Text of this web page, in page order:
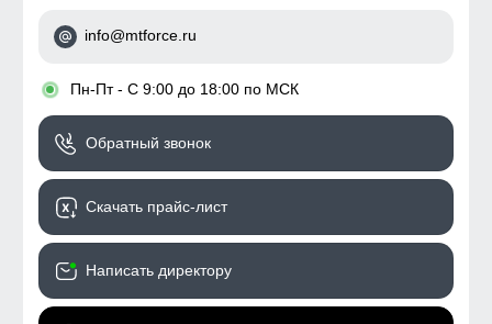
info@mtforce.ru
• Пн-Пт - С 9:00 до 18:00 по МСК
Обратный звонок
Скачать прайс-лист
Написать директору